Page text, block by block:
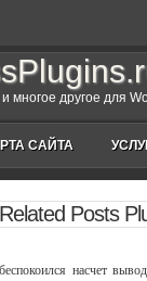
многое другое для
САЙТА
Posts
насчет